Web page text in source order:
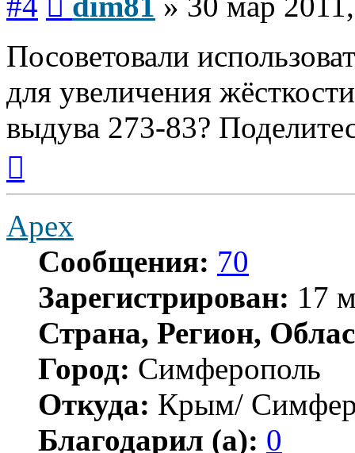
Посоветовали
для увеличения
выдува 273-83?
началу
Apex
Сообщения: 70
Зарегистрирован: 17
Страна, Регион,
Город: Симферополь
Откуда: Крым/
Благодарил (а): 0